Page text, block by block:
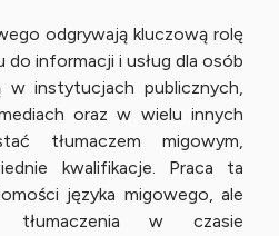
odgrywają kluczową rolę
informacji i usług dla osób
w instytucjach publicznych,
oraz w wielu innych
tłumaczem migowym,
kwalifikacje. Praca ta
języka migowego, ale
tłumaczenia w czasie